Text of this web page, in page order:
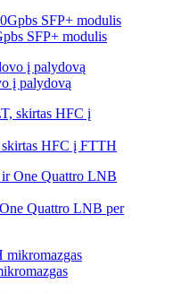
SFP+ modulis
į palydovą
HFC į FTTH
Quattro LNB per